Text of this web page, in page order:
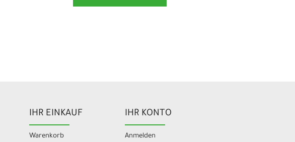
IHR EINKAUF
Warenkorb
IHR KONTO
Anmelden